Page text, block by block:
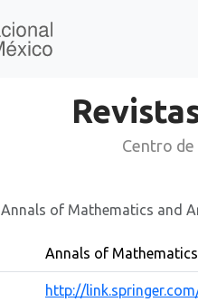
Centro de
Annals of Mathematics and
Annals of
http://